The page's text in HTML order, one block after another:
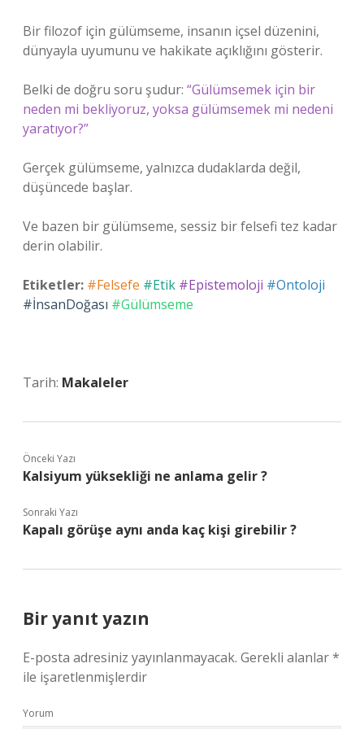
Bir filozof için gülümseme, insanın içsel düzenini,
dünyayla uyumunu ve hakikate açıklığını gösterir.
Belki de doğru soru şudur: “Gülümsemek için bir
neden mi bekliyoruz, yoksa gülümsemek mi nedeni
yaratıyor?”
Gerçek gülümseme, yalnızca dudaklarda değil,
düşüncede başlar.
Ve bazen bir gülümseme, sessiz bir felsefi tez kadar
derin olabilir.
Etiketler: #Felsefe #Etik #Epistemoloji #Ontoloji
#İnsanDoğası #Gülümseme
Tarih: Makaleler
Önceki Yazı
Kalsiyum yüksekliği ne anlama gelir ?
Sonraki Yazı
Kapalı görüşe aynı anda kaç kişi girebilir ?
Bir yanıt yazın
E-posta adresiniz yayınlanmayacak. Gerekli alanlar*
ile işaretlenmişlerdir
Yorum